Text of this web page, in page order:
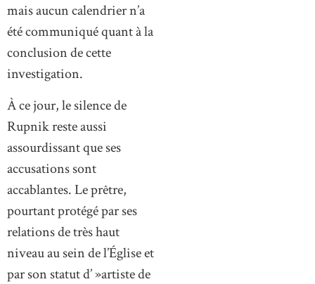
mais aucun calendrier n’a
été communiqué quant à la
conclusion de cette
investigation.
À ce jour, le silence de
Rupnik reste aussi
assourdissant que ses
accusations sont
accablantes. Le prêtre,
pourtant protégé par ses
relations de très haut
niveau au sein de l’Église et
par son statut d’ »artiste de